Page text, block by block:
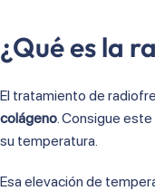
¿Qué es la
El tratamiento de
colágeno. Consigue
su temperatura.
Esa elevación de